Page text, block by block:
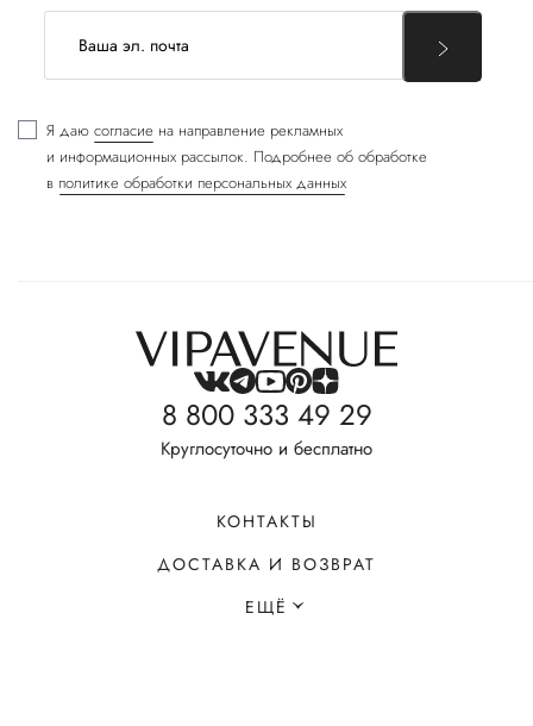
Я даю согласие на направление рекламных
и информационных рассылок. Подробнее об обработке
в политике обработки персональных данных
8 800 333 49 29
Круглосуточно и бесплатно
КОНТАКТЫ
ДОСТАВКА И ВОЗВРАТ
ЕЩЁ